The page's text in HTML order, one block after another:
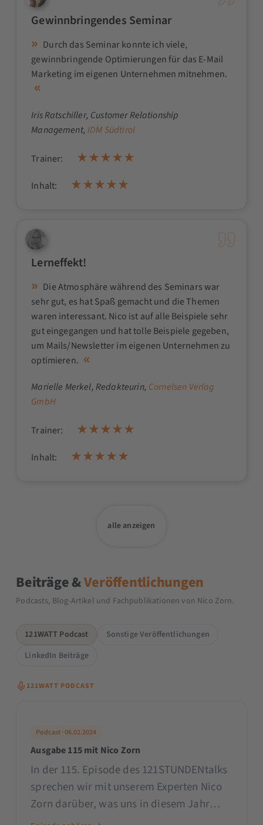
Gewinnbringendes Seminar
Durch das Seminar konnte ich viele,
gewinnbringende Optimierungen für das E-Mail
Marketing im eigenen Unternehmen mitnehmen.
Iris Ratschiller, Customer Relationship
Management,IDM Südtirol
Trainer:
Inhalt:
Lerneffekt!
Die Atmosphäre während des Seminars war
sehr gut, es hat Spaß gemacht und die Themen
waren interessant. Nico ist auf alle Beispiele sehr
gut eingegangen und hat tolle Beispiele gegeben,
um Mails/Newsletter im eigenen Unternehmen zu
optimieren.
Marielle Merkel, Redakteurin, Cornelsen Verlag
GmbH
Trainer:
Inhalt:
alle anzeigen
Beiträge &Veröffentlichungen
Podcasts, Blog-Artikel und Fachpublikationen von Nico Zorn.
121WATT Podcast
Sonstige Veröffentlichungen
LinkedIn Beiträge
121WATT PODCAST
Podcast · 06.02.2024
Ausgabe 115 mit Nico Zorn
In der 115. Episode des 121STUNDENtalks
sprechen wir mit unserem Experten Nico
Zorn darüber, was uns in diesem Jahr
rund um die Themen E-Mail-Marketing &